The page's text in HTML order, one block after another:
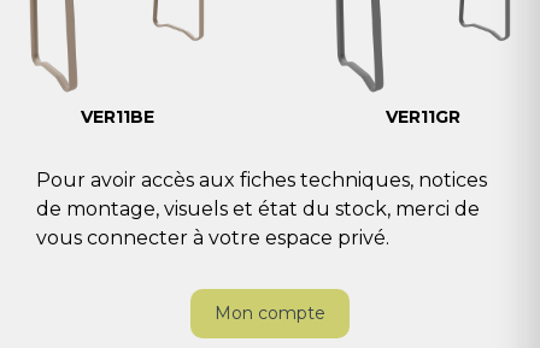
VER11BE VER11GR
Pour avoir accès aux fiches techniques, notices
de montage, visuels et état du stock, merci de
vous connecter à votre espace privé.
Mon compte